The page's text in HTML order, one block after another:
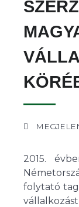
2015.
folytató